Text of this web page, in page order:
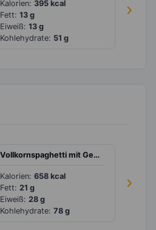
›
Kalorien: 395 kcal
Fett: 13 g
Eiweiß: 13 g
Kohlehydrate: 51 g
›
Vollkornspaghetti mit Gemüse in Käse-Sauce
Kalorien: 658 kcal
Fett: 21 g
Eiweiß: 28 g
Kohlehydrate: 78 g